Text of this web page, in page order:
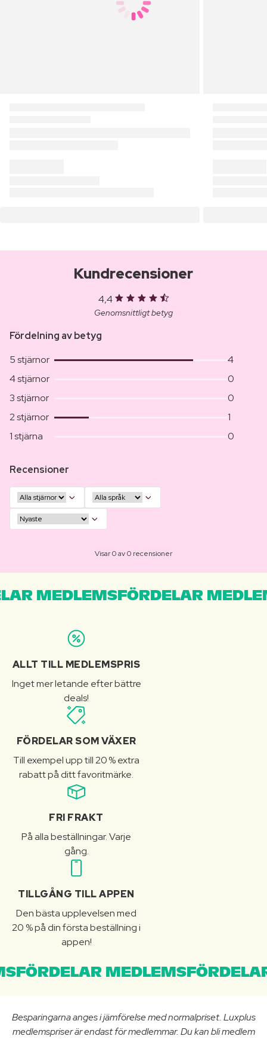
Kundrecensioner
4,4
Genomsnittligt betyg
Fördelning av betyg
5 stjärnor
4
4 stjärnor
0
3 stjärnor
0
2 stjärnor
1
1 stjärna
0
Recensioner
Visar 0 av 0 recensioner
MEDLEMSFÖRDELAR
ALLT TILL MEDLEMSPRIS
Inget mer letande efter bättre
deals!
FÖRDELAR SOM VÄXER
Till exempel upp till 20 % extra
rabatt på ditt favoritmärke.
FRI FRAKT
På alla beställningar. Varje
gång.
TILLGÅNG TILL APPEN
Den bästa upplevelsen med
20 % på din första beställning i
appen!
Besparingarna anges i jämförelse med normalpriset. Luxplus
medlemspriser är endast för medlemmar. Du kan bli medlem